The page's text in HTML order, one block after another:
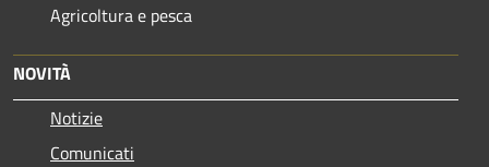
Agricoltura e pesca
NOVITÀ
Notizie
Comunicati